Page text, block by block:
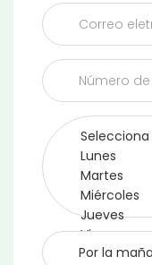
MENOPAUSIA
Y
SALUD
HORMONAL
SÓLO
MAÑANAS